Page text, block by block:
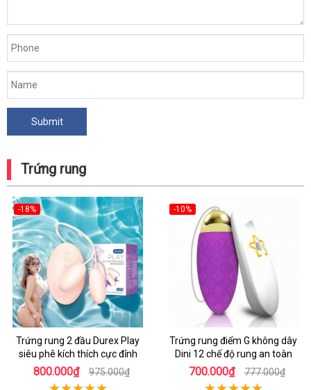
Trứng rung
-18%
Trứng rung 2 đầu Durex Play
siêu phê kích thích cực đỉnh
800.000₫ 975.000₫
-10%
Trứng rung điểm G không dây
Dini 12 chế độ rung an toàn
700.000₫ 777.000₫